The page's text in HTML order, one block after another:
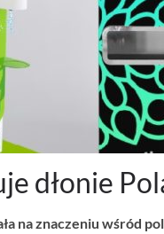
dłonie
na znaczeniu wśród